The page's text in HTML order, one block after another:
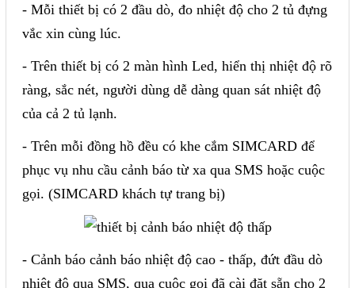
- Mỗi thiết bị có 2 đầu dò, đo nhiệt độ cho 2 tủ đựng
vắc xin cùng lúc.
- Trên thiết bị có 2 màn hình Led, hiển thị nhiệt độ rõ
ràng, sắc nét, người dùng dễ dàng quan sát nhiệt độ
của cả 2 tủ lạnh.
- Trên mỗi đồng hồ đều có khe cắm SIMCARD để
phục vụ nhu cầu cảnh báo từ xa qua SMS hoặc cuộc
gọi. (SIMCARD khách tự trang bị)
- Cảnh báo cảnh báo nhiệt độ cao - thấp, đứt đầu dò
nhiệt độ qua SMS, qua cuộc gọi đã cài đặt sẵn cho 2
TRÊN MẠNG XÃ HỘI
Facebook
Twitter
Gọi cho chúng tôi